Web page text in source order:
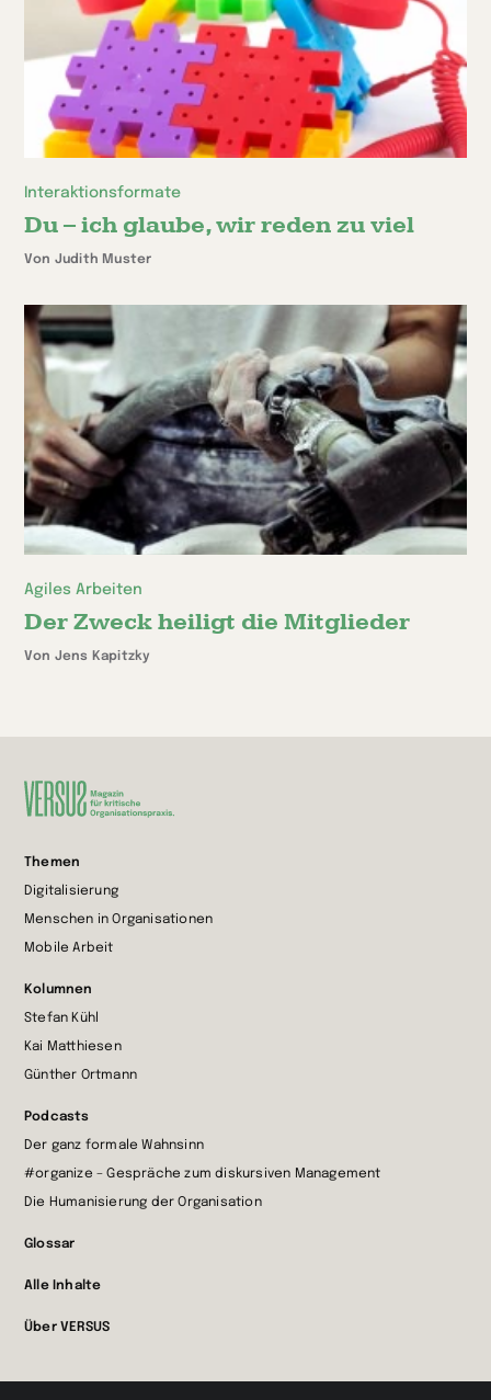
Interaktionsformate
Du – ich glaube, wir reden zu viel
Von Judith Muster
Agiles Arbeiten
Der Zweck heiligt die Mitglieder
Von Jens Kapitzky
Startseite
wechseln
Themen
Digitalisierung
Menschen in Organisationen
Mobile Arbeit
Kolumnen
Stefan Kühl
Kai Matthiesen
Günther Ortmann
Podcasts
Der ganz formale Wahnsinn
#organize – Gespräche zum diskursiven Management
Die Humanisierung der Organisation
Glossar
Alle Inhalte
Über VERSUS